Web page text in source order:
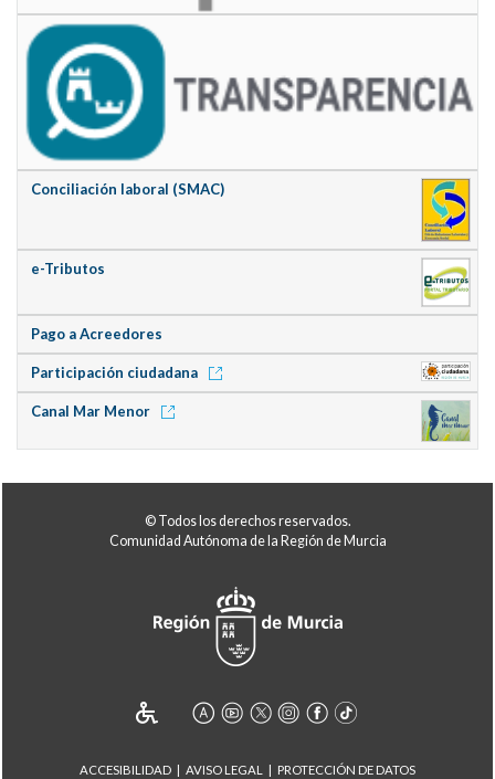
Conciliación laboral (SMAC)
e-Tributos
Pago a Acreedores
Participación ciudadana
Canal Mar Menor
© Todos los derechos reservados.
Comunidad Autónoma de la Región de Murcia
ACCESIBILIDAD AVISO LEGAL PROTECCIÓN DE DATOS